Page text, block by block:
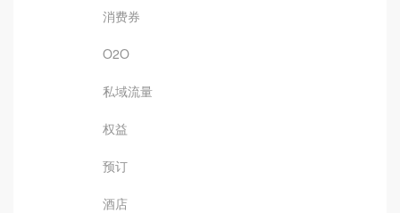
消费券
O2O
私域流量
权益
预订
酒店